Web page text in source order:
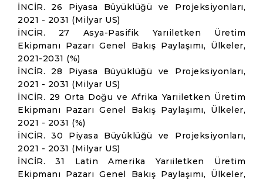
İNCİR. 26 Piyasa Büyüklüğü ve Projeksiyonları,
2021 - 2031 (Milyar US)
İNCİR. 27 Asya-Pasifik Yarıiletken Üretim
Ekipmanı Pazarı Genel Bakış Paylaşımı, Ülkeler,
2021-2031 (%)
İNCİR. 28 Piyasa Büyüklüğü ve Projeksiyonları,
2021 - 2031 (Milyar US)
İNCİR. 29 Orta Doğu ve Afrika Yarıiletken Üretim
Ekipmanı Pazarı Genel Bakış Paylaşımı, Ülkeler,
2021 - 2031 (%)
İNCİR. 30 Piyasa Büyüklüğü ve Projeksiyonları,
2021 - 2031 (Milyar US)
İNCİR. 31 Latin Amerika Yarıiletken Üretim
Ekipmanı Pazarı Genel Bakış Paylaşımı, Ülkeler,